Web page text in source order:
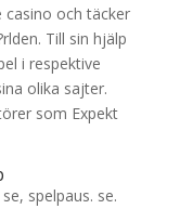
casino och täcker
Till sin hjälp
i respektive
olika sajter.
som Expekt
spelpaus. se.